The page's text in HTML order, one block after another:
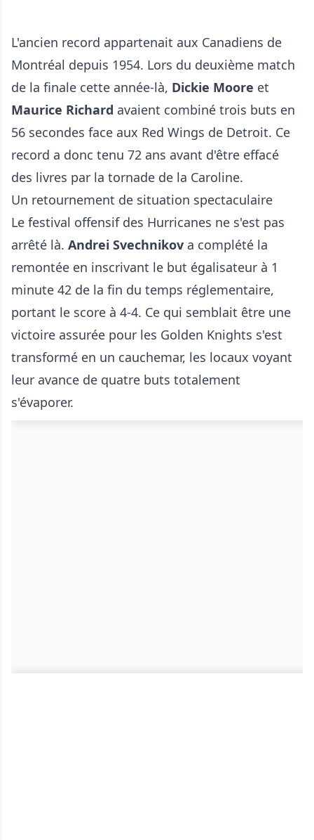
L'ancien record appartenait aux Canadiens de
Montréal depuis 1954. Lors du deuxième match
de la finale cette année-là, Dickie Moore et
Maurice Richard avaient combiné trois buts en
56 secondes face aux Red Wings de Detroit. Ce
record a donc tenu 72 ans avant d'être effacé
des livres par la tornade de la Caroline.
Un retournement de situation spectaculaire
Le festival offensif des Hurricanes ne s'est pas
arrêté là. Andrei Svechnikov a complété la
remontée en inscrivant le but égalisateur à 1
minute 42 de la fin du temps réglementaire,
portant le score à 4-4. Ce qui semblait être une
victoire assurée pour les Golden Knights s'est
transformé en un cauchemar, les locaux voyant
leur avance de quatre buts totalement
s'évaporer.